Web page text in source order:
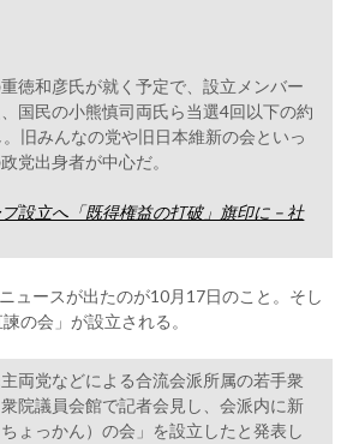
徳和彦氏が就く予定で、設立メンバー
国民の小熊慎司両氏ら当選4回以下の約
旧みんなの党や旧日本維新の会といっ
党出身者が中心だ。
設立へ「既得権益の打破」旗印に – 社
ュースが出たのが10月17日のこと。そし
の会」が設立される。
両党などによる合流会派所属の若手衆
院議員会館で記者会見し、会派内に新
ょっかん）の会」を設立したと発表し